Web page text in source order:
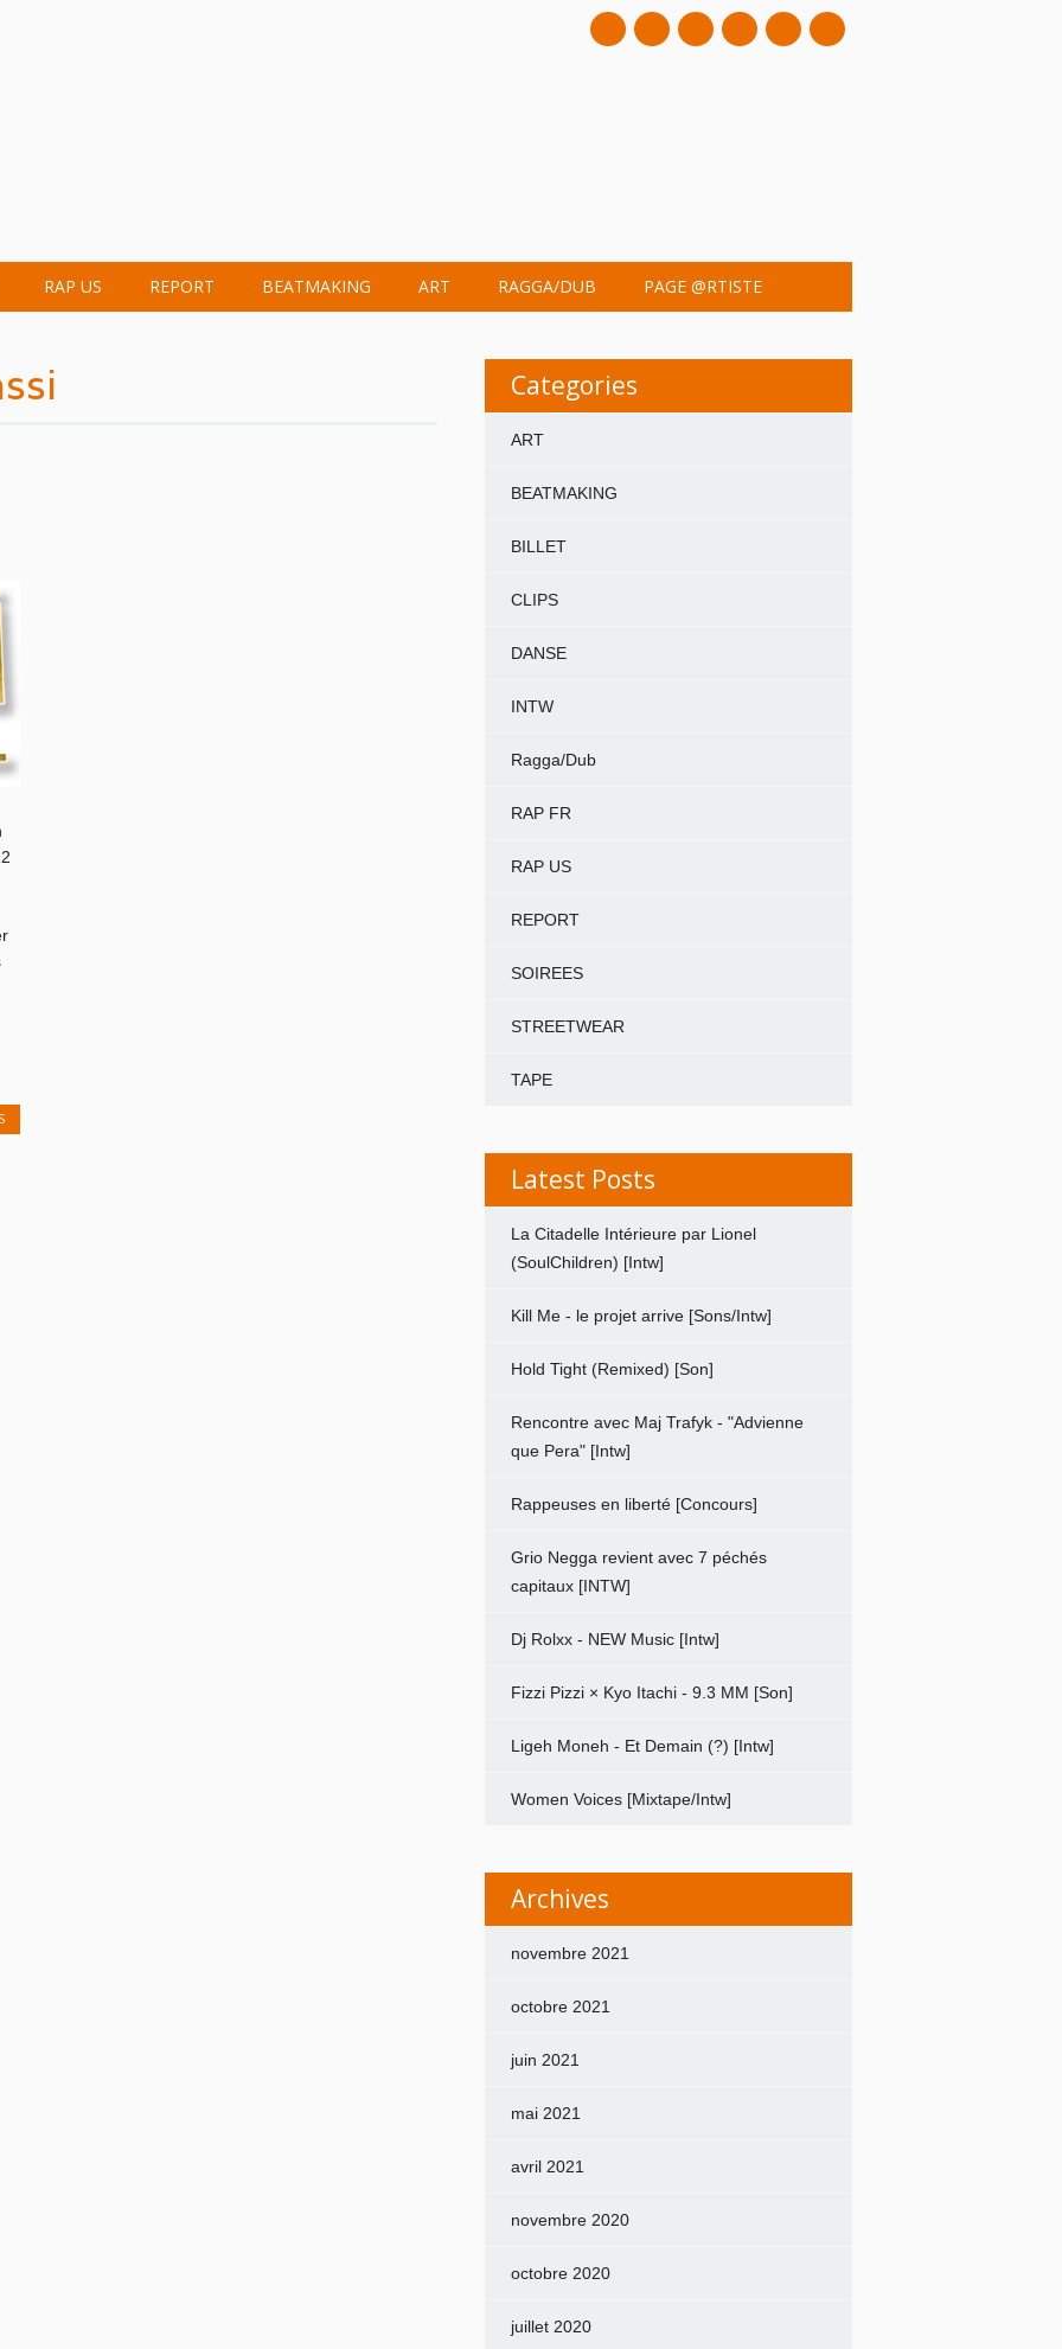
mail
RAP US REPORT BEATMAKING ART RAGGA/DUB PAGE @RTISTE
Categories
ART
BEATMAKING
BILLET
CLIPS
DANSE
INTW
Ragga/Dub
RAP FR
RAP US
REPORT
SOIREES
STREETWEAR
TAPE
Latest Posts
La Citadelle Intérieure par Lionel
(SoulChildren) [Intw]
Kill Me - le projet arrive [Sons/Intw]
Hold Tight (Remixed) [Son]
Rencontre avec Maj Trafyk - "Advienne
que Pera" [Intw]
Rappeuses en liberté [Concours]
Grio Negga revient avec 7 péchés
capitaux [INTW]
Dj Rolxx - NEW Music [Intw]
Fizzi Pizzi × Kyo Itachi - 9.3 MM [Son]
Ligeh Moneh - Et Demain (?) [Intw]
Women Voices [Mixtape/Intw]
Archives
novembre 2021
octobre 2021
juin 2021
mai 2021
avril 2021
novembre 2020
octobre 2020
juillet 2020